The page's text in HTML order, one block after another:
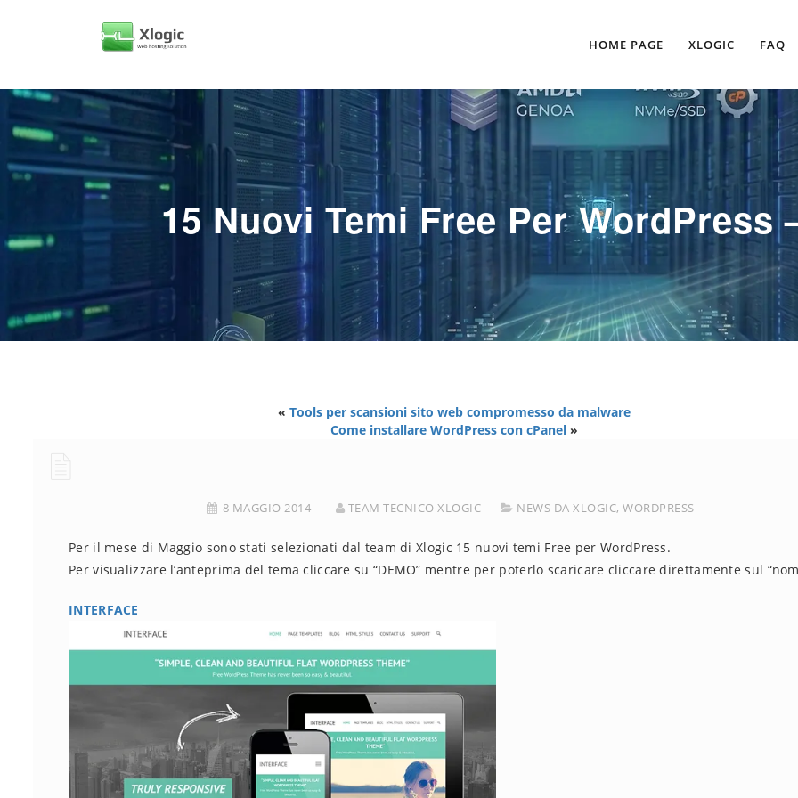
HOME PAGE XLOGIC FAQ
15 Nuovi Temi Free Per WordPress
« Tools per scansioni sito web compromesso da malware
Come installare WordPress con cPanel»
8 MAGGIO 2014 TEAM TECNICO XLOGIC NEWS DA XLOGIC, WORDPRESS
Per il mese di Maggio sono stati selezionati dal team di Xlogic 15 nuovi temi Free per WordPress.
Per visualizzare l’anteprima del tema cliccare su “DEMO” mentre per poterlo scaricare cliccare direttamente sul
INTERFACE